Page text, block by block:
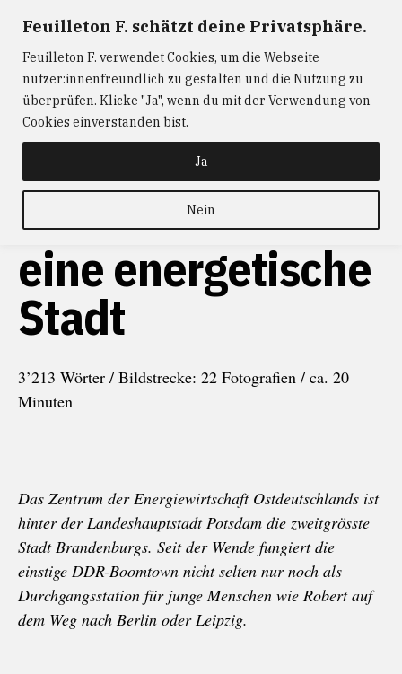
Feuilleton F. schätzt deine Privatsphäre.
Feuilleton F. verwendet Cookies, um die Webseite
nutzer:innenfreundlich zu gestalten und die Nutzung zu
überprüfen. Klicke "Ja", wenn du mit der Verwendung von
Cookies einverstanden bist.
Nein
Ja
Inhalt
springen
FEUILLETON F. — Journalismus mit Raum und Zeit
ABONNIEREN FEUILLETON F.
DER
W@RTIST
NEWS KONTAKT
Cottbus: Einst
eine energetische
Stadt
3’213 Wörter / Bildstrecke: 22 Fotografien / ca. 20
Minuten
Das Zentrum der Energiewirtschaft Ostdeutschlands ist
hinter der Landeshauptstadt Potsdam die zweitgrösste
Stadt Brandenburgs. Seit der Wende fungiert die
einstige DDR-Boomtown nicht selten nur noch als
Durchgangsstation für junge Menschen wie Robert auf
dem Weg nach Berlin oder Leipzig.